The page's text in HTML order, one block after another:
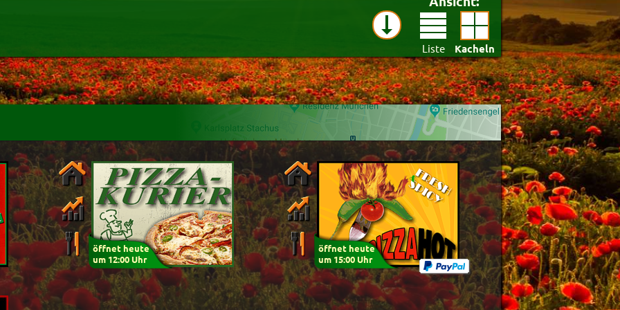
Liste Kacheln
Mindestbestellwert
Name
(ältester Shop zuerst)
Mexikanisch
Schwäbisch
Thailändisch
Burger
Fingerfood
Sandwich
Rösti
Schnitzel
Tagesangebote
Dessert
Getränke
um : Uhr bestellen Anwenden Zurücksetzen
84.8%
öffnet heute
um 12:00 Uhr
89.1%
öffnet heute
um 15:00 Uhr